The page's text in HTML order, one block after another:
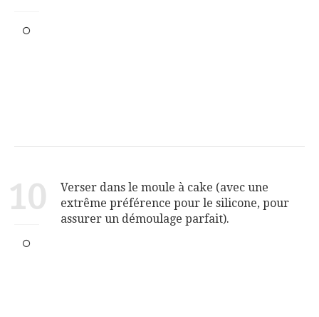
10
Verser dans le moule à cake (avec une
extrême préférence pour le silicone, pour
assurer un démoulage parfait).